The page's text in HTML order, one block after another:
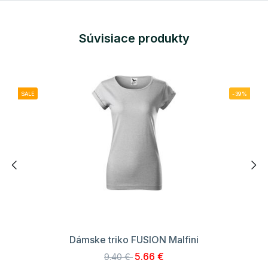
Súvisiace produkty
SALE -39%
Dámske triko FUSION Malfini
9.40 € 5.66 €